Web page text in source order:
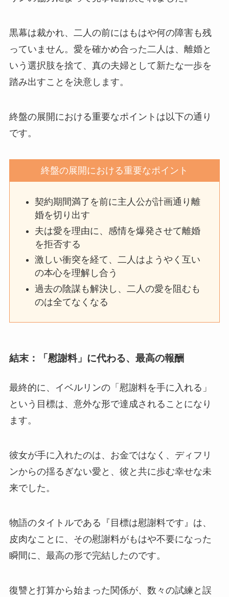
黒幕は裁かれ、二人の前にはもはや何の障害も残
っていません。愛を確かめ合った二人は、離婚と
いう選択肢を捨て、真の夫婦として新たな一歩を
踏み出すことを決意します。
終盤の展開における重要なポイントは以下の通り
です。
終盤の展開における重要なポイント
契約期間満了を前に主人公が計画通り離
婚を切り出す
夫は愛を理由に、感情を爆発させて離婚
を拒否する
激しい衝突を経て、二人はようやく互い
の本心を理解し合う
過去の陰謀も解決し、二人の愛を阻むも
のは全てなくなる
結末：「慰謝料」に代わる、最高の報酬
最終的に、イベルリンの「慰謝料を手に入れる」
という目標は、意外な形で達成されることになり
ます。
彼女が手に入れたのは、お金ではなく、ディフリ
ンからの揺るぎない愛と、彼と共に歩む幸せな未
来でした。
物語のタイトルである『目標は慰謝料です』は、
皮肉なことに、その慰謝料がもはや不要になった
瞬間に、最高の形で完結したのです。
復讐と打算から始まった関係が、数々の試練と誤